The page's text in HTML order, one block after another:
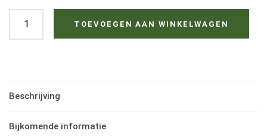
Polish
Remover
L
TOEVOEGEN AAN WINKELWAGEN
Beschrijving
Bijkomende informatie